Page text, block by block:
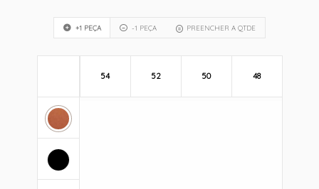
+1 PEÇA -1 PEÇA PREENCHER A QTDE
54 52 50 48